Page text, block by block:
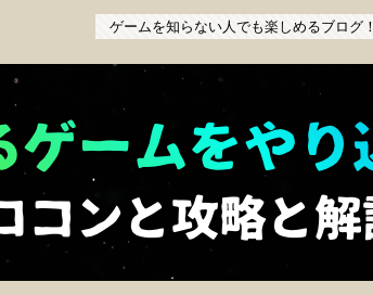
ゲームを知らない人でも楽しめるブログ！